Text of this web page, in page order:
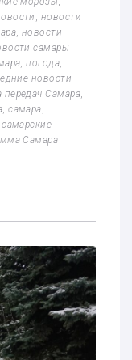
, новости
, новости
самары
,погода,
новости
передач Самара,
,самара,
самарские
Самара